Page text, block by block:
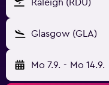
Raleigh (RDU)
Glasgow (GLA)
Mo 7.9. - Mo 14.9.